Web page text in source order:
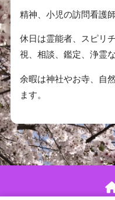
精神、小児の訪問看護
休日は霊能者、スピリ
視、相談、鑑定、浄霊
余暇は神社やお寺、自
ます。